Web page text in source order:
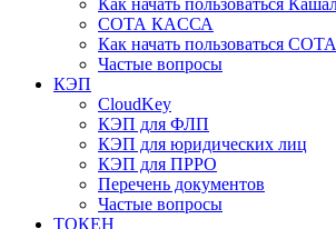
Как начать пользоваться
СОТА КАCСА
Как начать пользоваться
Частые вопросы
КЭП
CloudKey
КЭП для ФЛП
КЭП для юридических лиц
КЭП для ПРРО
Перечень документов
Частые вопросы
ТОКЕН